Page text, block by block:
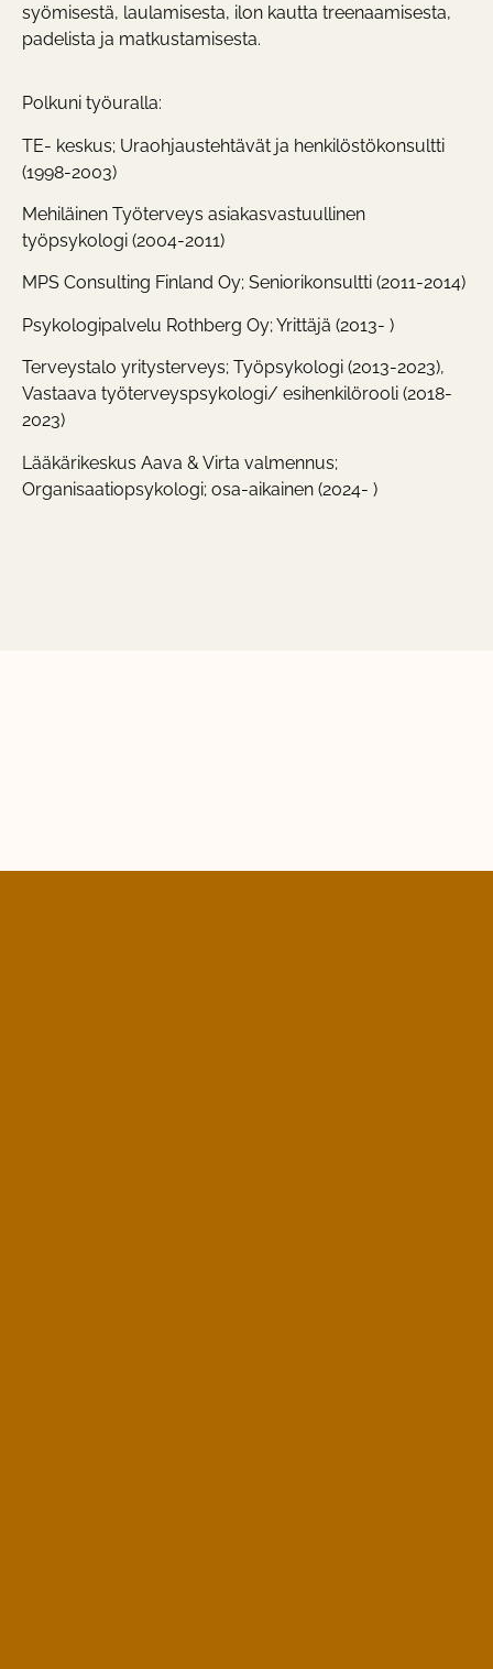
syömisestä, laulamisesta, ilon kautta treenaamisesta,
padelista ja matkustamisesta.
Polkuni työuralla:
TE- keskus; Uraohjaustehtävät ja henkilöstökonsultti
(1998-2003)
Mehiläinen Työterveys asiakasvastuullinen
työpsykologi (2004-2011)
MPS Consulting Finland Oy; Seniorikonsultti (2011-2014)
Psykologipalvelu Rothberg Oy; Yrittäjä (2013- )
Terveystalo yritysterveys; Työpsykologi (2013-2023),
Vastaava työterveyspsykologi/ esihenkilörooli (2018-
2023)
Lääkärikeskus Aava & Virta valmennus;
Organisaatiopsykologi; osa-aikainen (2024- )